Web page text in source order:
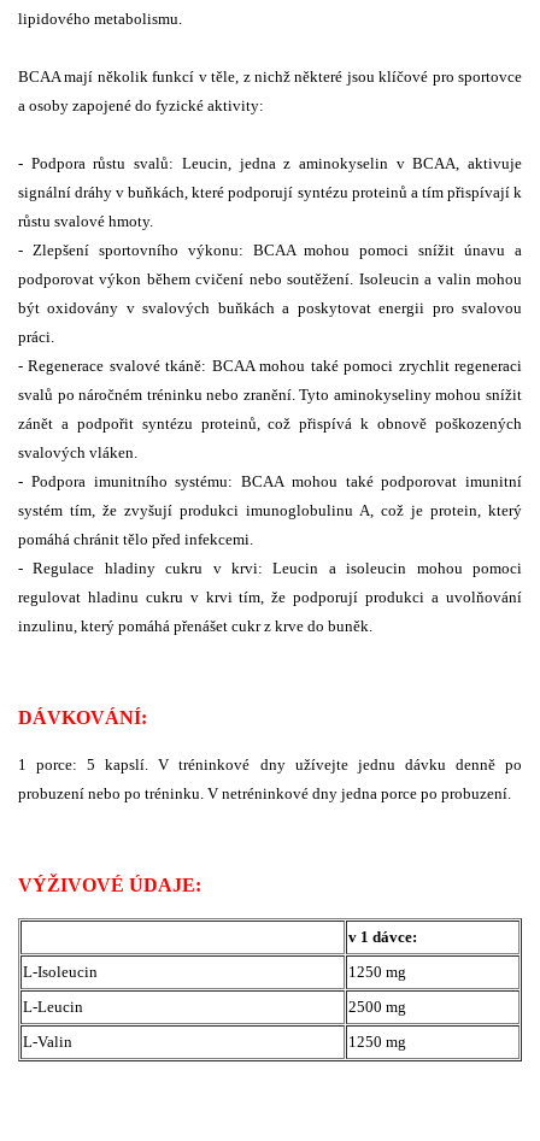
lipidového metabolismu.
BCAA mají několik funkcí v těle, z nichž některé jsou klíčové pro sportovce
a osoby zapojené do fyzické aktivity:
- Podpora růstu svalů: Leucin, jedna z aminokyselin v BCAA, aktivuje
signální dráhy v buňkách, které podporují syntézu proteinů a tím přispívají k
růstu svalové hmoty.
- Zlepšení sportovního výkonu: BCAA mohou pomoci snížit únavu a
podporovat výkon během cvičení nebo soutěžení. Isoleucin a valin mohou
být oxidovány v svalových buňkách a poskytovat energii pro svalovou
práci.
-Regenerace svalové tkáně: BCAA mohou také pomoci zrychlit regeneraci
svalů po náročném tréninku nebo zranění. Tyto aminokyseliny mohou snížit
zánět a podpořit syntézu proteinů, což přispívá k obnově poškozených
svalových vláken.
- Podpora imunitního systému: BCAA mohou také podporovat imunitní
systém tím, že zvyšují produkci imunoglobulinu A, což je protein, který
pomáhá chránit tělo před infekcemi.
- Regulace hladiny cukru v krvi: Leucin a isoleucin mohou pomoci
regulovat hladinu cukru v krvi tím, že podporují produkci a uvolňování
inzulinu, který pomáhá přenášet cukr z krve do buněk.
DÁVKOVÁNÍ:
1 porce: 5 kapslí. V tréninkové dny užívejte jednu dávku denně po
probuzení nebo po tréninku. V netréninkové dny jedna porce po probuzení.
VÝŽIVOVÉ ÚDAJE:
v 1 dávce:
L-Isoleucin
1250 mg
L-Leucin
2500 mg
L-Valin
1250 mg